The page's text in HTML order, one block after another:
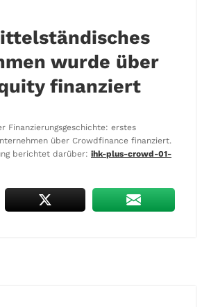
wurde über
finanziert
Finanzierungsgeschichte: erstes
über Crowdfinance finanziert.
berichtet darüber: ihk-plus-crowd-01-